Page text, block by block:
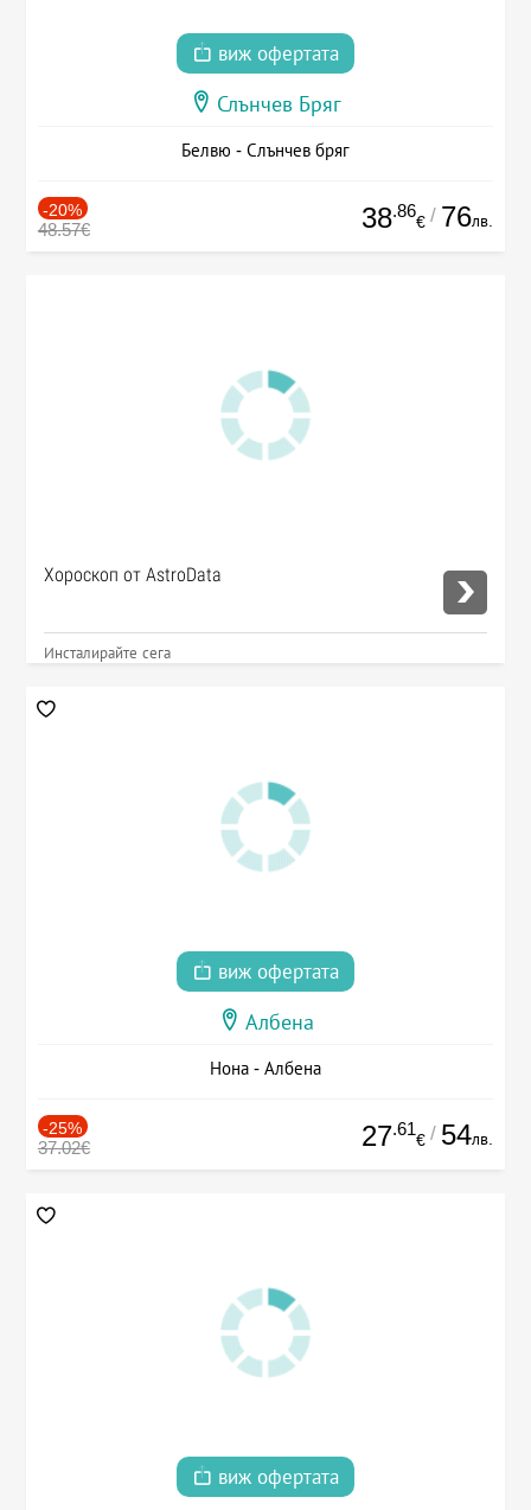
виж офертата
Слънчев Бряг
Белвю - Слънчев бряг
-20%
48.57€ 38.86
€ / 76лв.
Хороскоп от AstroData
Инсталирайте сега
виж офертата
Албена
Нона - Албена
-25%
37.02€ 27.61
€ / 54лв.
виж офертата